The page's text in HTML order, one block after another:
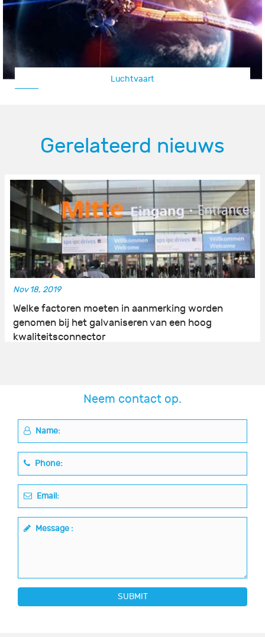
Luchtvaart
Gerelateerd nieuws
Nov 18, 2019
Welke factoren moeten in aanmerking worden
genomen bij het galvaniseren van een hoog
kwaliteitsconnector
Neem contact op.
Name:
Phone:
Email:
Message :
SUBMIT